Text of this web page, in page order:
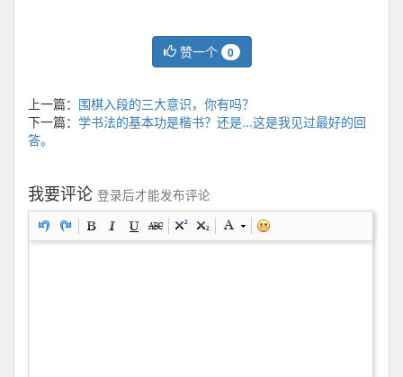
赞一个 0
上一篇： 围棋入段的三大意识，你有吗？
下一篇： 学书法的基本功是楷书？还是...这是我见过最好的回
答。
我要评论 登录后才能发布评论